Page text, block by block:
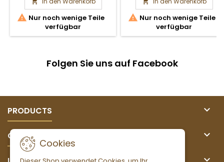
 Nur noch wenige Teile
verfügbar
 Nur noch wenige Teile
verfügbar
Folgen Sie uns auf Facebook
PRODUCTS 
OUR COMPANY 
Cookies